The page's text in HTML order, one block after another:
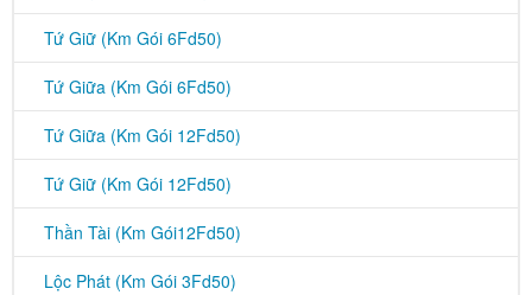
Tứ Giữ (Km Gói 6Fd50)
Tứ Giữa (Km Gói 6Fd50)
Tứ Giữa (Km Gói 12Fd50)
Tứ Giữ (Km Gói 12Fd50)
Thần Tài (Km Gói12Fd50)
Lộc Phát (Km Gói 3Fd50)